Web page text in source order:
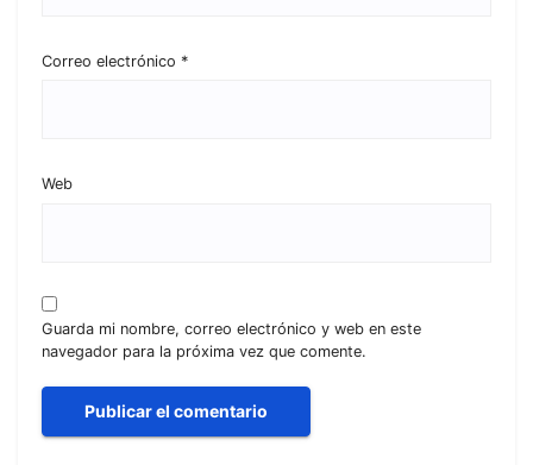
Correo electrónico *
Web
Guarda mi nombre, correo electrónico y web en este
navegador para la próxima vez que comente.